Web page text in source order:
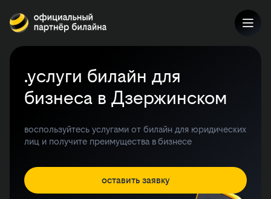
.услуги билайн для
бизнеса в Дзержинском
воспользуйтесь услугами от билайн для юридических
лиц и получите преимущества в бизнесе
оставить заявку